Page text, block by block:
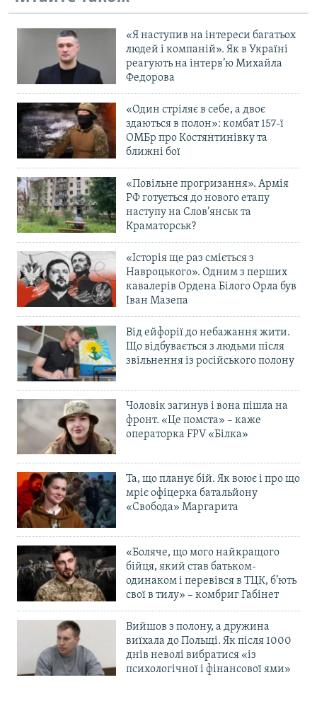
«Я наступив на інтереси багатьох
людей і компаній». Як в Україні
реагують на інтерв’ю Михайла
Федорова
«Один стріляє в себе, а двоє
здаються в полон»: комбат 157-ї
ОМБр про Костянтинівку та
ближні бої
«Повільне прогризання». Армія
РФ готується до нового етапу
наступу на Слов’янськ та
Краматорськ?
«Історія ще раз сміється з
Навроцького». Одним з перших
кавалерів Ордена Білого Орла був
Іван Мазепа
Від ейфорії до небажання жити.
Що відбувається з людьми після
звільнення із російського полону
Чоловік загинув і вона пішла на
фронт. «Це помста» – каже
операторка FPV «Білка»
Та, що планує бій. Як воює і про що
мріє офіцерка батальйону
«Свобода» Маргарита
«Боляче, що мого найкращого
бійця, який став батьком-
одинаком і перевівся в ТЦК, б’ють
свої в тилу» – комбриг Габінет
Вийшов з полону, а дружина
виїхала до Польщі. Як після 1000
днів неволі вибратися «із
психологічної і фінансової ями»